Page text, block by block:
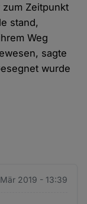
Zeitpunkt
stand,
Weg
sagte
wurde
2019 - 13:39